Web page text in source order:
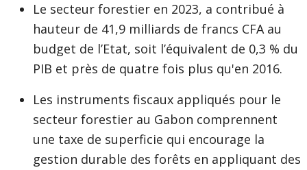
Le secteur forestier en 2023, a contribué à
hauteur de 41,9 milliards de francs CFA au
budget de l’Etat, soit l’équivalent de 0,3 % du
PIB et près de quatre fois plus qu'en 2016.
Les instruments fiscaux appliqués pour le
secteur forestier au Gabon comprennent
une taxe de superficie qui encourage la
gestion durable des forêts en appliquant des